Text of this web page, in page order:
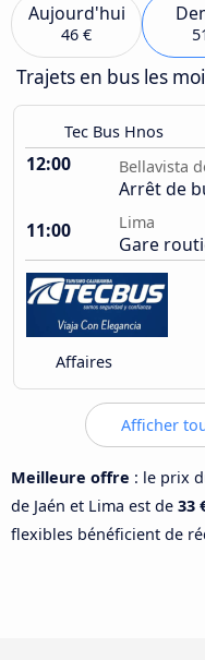
Aujourd'hui
46 €
Trajets en bus les
Tec Bus Hnos
12:00 Bellavista
Arrêt de
11:00
Lima
Gare
Affaires
Afficher
Meilleure offre : le prix
de Jaén et Lima est de 33
flexibles bénéficient de